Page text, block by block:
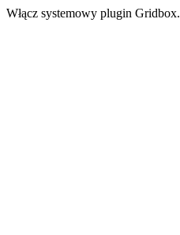
Włącz systemowy plugin Gridbox.